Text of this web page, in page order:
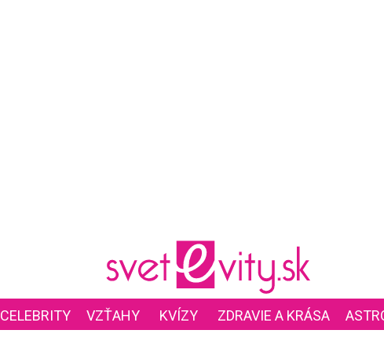
CELEBRITY VZŤAHY KVÍZY ZDRAVIE A KRÁSA